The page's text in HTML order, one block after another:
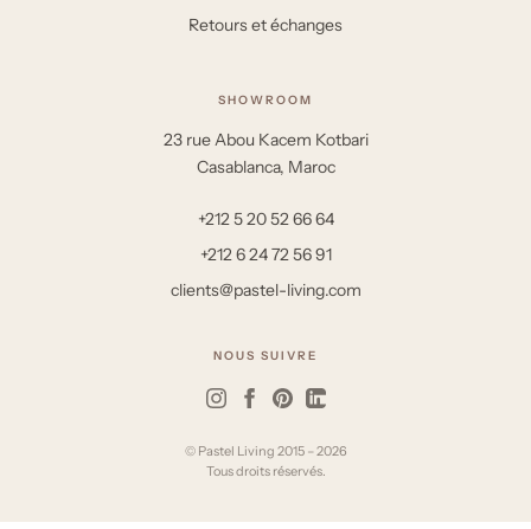
Retours et échanges
SHOWROOM
23 rue Abou Kacem Kotbari
Casablanca, Maroc
+212 5 20 52 66 64
+212 6 24 72 56 91
clients@pastel-living.com
NOUS SUIVRE
© Pastel Living 2015 – 2026
Tous droits réservés.